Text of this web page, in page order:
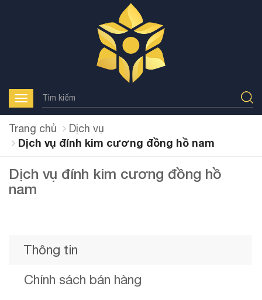
Toggle
navigation
Trang chủ Dịch vụ
Dịch vụ đính kim cương đồng hồ nam
Dịch vụ đính kim cương đồng hồ
nam
Thông tin
Chính sách bán hàng